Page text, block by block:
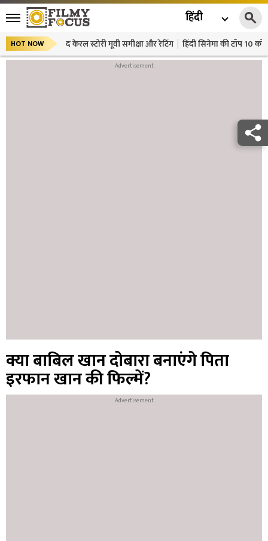
हिंदी
HOT NOW द केरल स्टोरी मूवी समीक्षा और रेटिंग हिंदी सिनेमा की टॉप 10
क्या बाबिल खान दोबारा बनाएंगे पिता
इरफान खान की फिल्में?